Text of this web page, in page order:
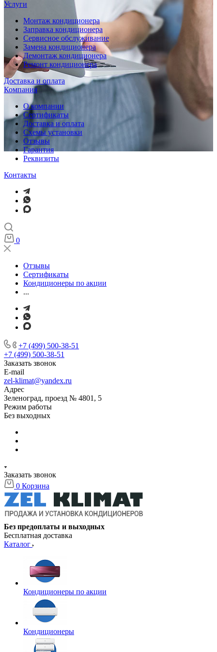
Услуги
Монтаж кондиционера
Заправка кондиционера
Сервисное обслуживание
Замена кондиционера
Демонтаж кондиционера
Ремонт кондиционера
Доставка и оплата
Компания
О компании
Сертификаты
Доставка и оплата
Схемы установки
Отзывы
Гарантия
Реквизиты
Контакты
0
Отзывы
Сертификаты
Кондиционеры по акции
...
+7 (499) 500-38-51
+7 (499) 500-38-51
Заказать звонок
E-mail
zel-klimat@yandex.ru
Адрес
Зеленоград, проезд № 4801, 5
Режим работы
Без выходных
Заказать звонок
0 Корзина
Без предоплаты и выходных
Бесплатная доставка
Каталог
Кондиционеры по акции
Кондиционеры